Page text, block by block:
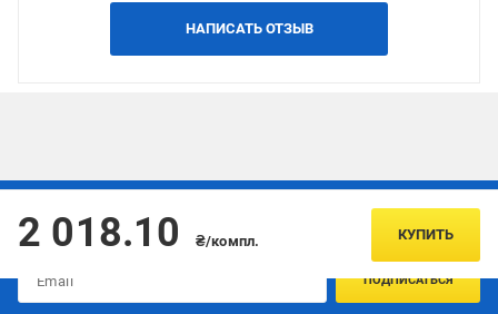
НАПИСАТЬ ОТЗЫВ
2 018.10 ₴/компл. КУПИТЬ
Подписывайтесь, чтобы узнавать первым об акцияx и
ПОДПИСАТЬСЯ